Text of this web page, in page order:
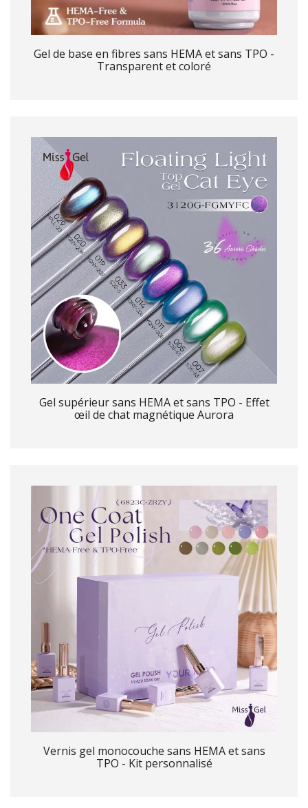
Gel de base en fibres sans HEMA et sans TPO -
Transparent et coloré
Gel supérieur sans HEMA et sans TPO - Effet
œil de chat magnétique Aurora
Vernis gel monocouche sans HEMA et sans
TPO - Kit personnalisé